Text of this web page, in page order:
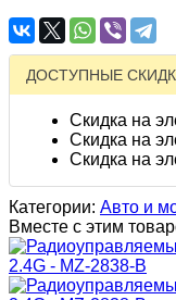
ДОСТУПНЫЕ
Скидка на
Скидка на
Скидка на
Категории: Авто и
Вместе с этим